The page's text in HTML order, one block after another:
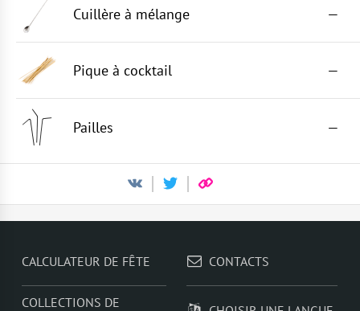
Cuillère à mélange —
Pique à cocktail —
Pailles —
CALCULATEUR DE FÊTE
COLLECTIONS DE
CONTACTS